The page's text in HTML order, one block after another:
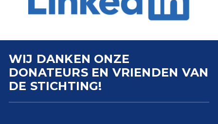
WIJ DANKEN ONZE
DONATEURS EN VRIENDEN VAN
DE STICHTING!